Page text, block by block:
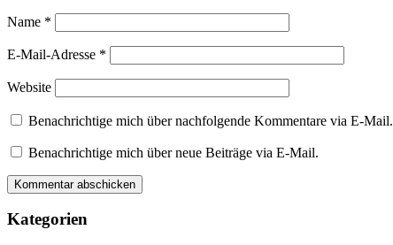
Name *
E-Mail-Adresse *
Website
Benachrichtige mich über nachfolgende Kommentare via E-Mail.
Benachrichtige mich über neue Beiträge via E-Mail.
Kategorien